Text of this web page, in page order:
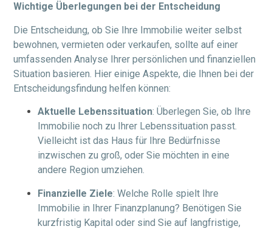
Wichtige Überlegungen bei der Entscheidung
Die Entscheidung, ob Sie Ihre Immobilie weiter selbst
bewohnen, vermieten oder verkaufen, sollte auf einer
umfassenden Analyse Ihrer persönlichen und finanziellen
Situation basieren. Hier einige Aspekte, die Ihnen bei der
Entscheidungsfindung helfen können:
Aktuelle Lebenssituation: Überlegen Sie, ob Ihre
Immobilie noch zu Ihrer Lebenssituation passt.
Vielleicht ist das Haus für Ihre Bedürfnisse
inzwischen zu groß, oder Sie möchten in eine
andere Region umziehen.
Finanzielle Ziele: Welche Rolle spielt Ihre
Immobilie in Ihrer Finanzplanung? Benötigen Sie
kurzfristig Kapital oder sind Sie auf langfristige,